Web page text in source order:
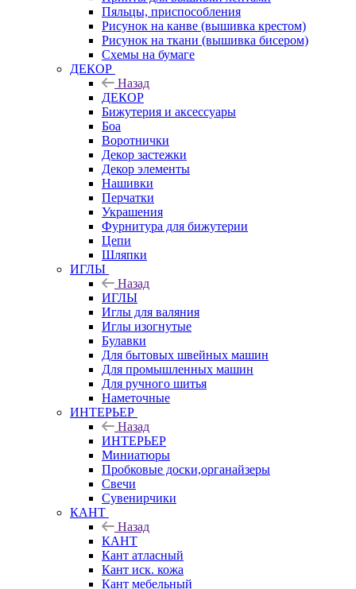
Пяльцы, приспособления
Рисунок на канве (вышивка крестом)
Рисунок на ткани (вышивка бисером)
Схемы на бумаге
ДЕКОР
Назад
ДЕКОР
Бижутерия и аксессуары
Боа
Воротнички
Декор застежки
Декор элементы
Нашивки
Перчатки
Украшения
Фурнитура для бижутерии
Цепи
Шляпки
ИГЛЫ
Назад
ИГЛЫ
Иглы для валяния
Иглы изогнутые
Булавки
Для бытовых швейных машин
Для промышленных машин
Для ручного шитья
Наметочные
ИНТЕРЬЕР
Назад
ИНТЕРЬЕР
Миниатюры
Пробковые доски,органайзеры
Свечи
Сувенирчики
КАНТ
Назад
КАНТ
Кант атласный
Кант иск. кожа
Кант мебельный